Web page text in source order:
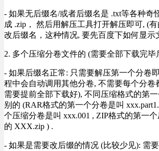
- 如果无后缀名/或者后缀名是 .txt等各种奇
成 .zip， 然后用解压工具打开解压即可, (
改后缀名，这种情况, 要先百度下如何显示
2. 多个压缩分卷文件的 (需要全部下载完毕
- 如果后缀名正常: 只需要解压第一个分卷
程中会自动调用其他分卷, 不需要每个分卷
需要提前全部下载好), 不同压缩格式的第
别的 (RAR格式的第一个分卷是叫
个压缩分卷是叫 xxx.001 , ZIP格式的第一
的 XXX.zip ) .
- 如果是需要改后缀的情况 (比较少见): 需